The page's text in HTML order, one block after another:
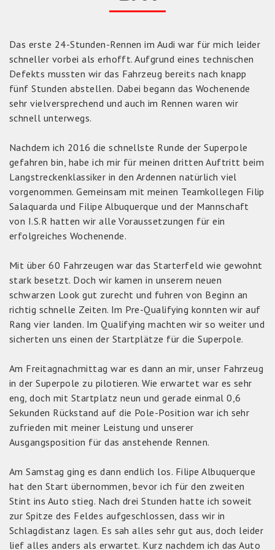
Das erste 24-Stunden-Rennen im Audi war für mich leider
schneller vorbei als erhofft. Aufgrund eines technischen
Defekts mussten wir das Fahrzeug bereits nach knapp
fünf Stunden abstellen. Dabei begann das Wochenende
sehr vielversprechend und auch im Rennen waren wir
schnell unterwegs.
Nachdem ich 2016 die schnellste Runde der Superpole
gefahren bin, habe ich mir für meinen dritten Auftritt beim
Langstreckenklassiker in den Ardennen natürlich viel
vorgenommen. Gemeinsam mit meinen Teamkollegen Filip
Salaquarda und Filipe Albuquerque und der Mannschaft
von I.S.R hatten wir alle Voraussetzungen für ein
erfolgreiches Wochenende.
Mit über 60 Fahrzeugen war das Starterfeld wie gewohnt
stark besetzt. Doch wir kamen in unserem neuen
schwarzen Look gut zurecht und fuhren von Beginn an
richtig schnelle Zeiten. Im Pre-Qualifying konnten wir auf
Rang vier landen. Im Qualifying machten wir so weiter und
sicherten uns einen der Startplätze für die Superpole.
Am Freitagnachmittag war es dann an mir, unser Fahrzeug
in der Superpole zu pilotieren. Wie erwartet war es sehr
eng, doch mit Startplatz neun und gerade einmal 0,6
Sekunden Rückstand auf die Pole-Position war ich sehr
zufrieden mit meiner Leistung und unserer
Ausgangsposition für das anstehende Rennen.
Am Samstag ging es dann endlich los. Filipe Albuquerque
hat den Start übernommen, bevor ich für den zweiten
Stint ins Auto stieg. Nach drei Stunden hatte ich soweit
zur Spitze des Feldes aufgeschlossen, dass wir in
Schlagdistanz lagen. Es sah alles sehr gut aus, doch leider
lief alles anders als erwartet. Kurz nachdem ich das Auto